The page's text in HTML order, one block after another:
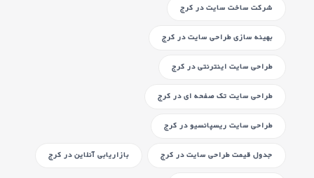
شرکت ساخت سایتدر کرج
بهینه سازی طراحی سایتدر کرج
طراحی سایت اینترنتیدر کرج
طراحی سایت تک صفحه ایدر کرج
طراحی سایت ریسپانسیودر کرج
جدول قیمت طراحی سایتدر کرج بازاریابی آنلایندر کرج